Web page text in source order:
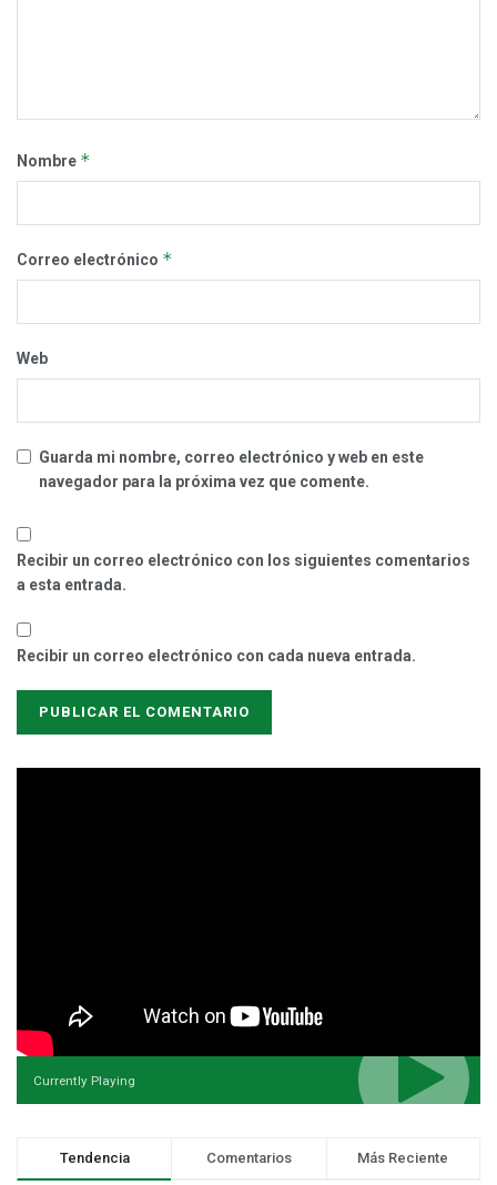
Nombre *
Correo electrónico *
Web
Guarda mi nombre, correo electrónico y web en este
navegador para la próxima vez que comente.
Recibir un correo electrónico con los siguientes comentarios
a esta entrada.
Recibir un correo electrónico con cada nueva entrada.
Currently Playing
Tendencia Comentarios Más Reciente